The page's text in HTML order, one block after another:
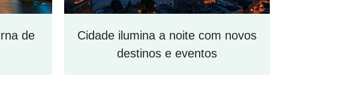
de
Cidade ilumina a noite com novos
destinos e eventos